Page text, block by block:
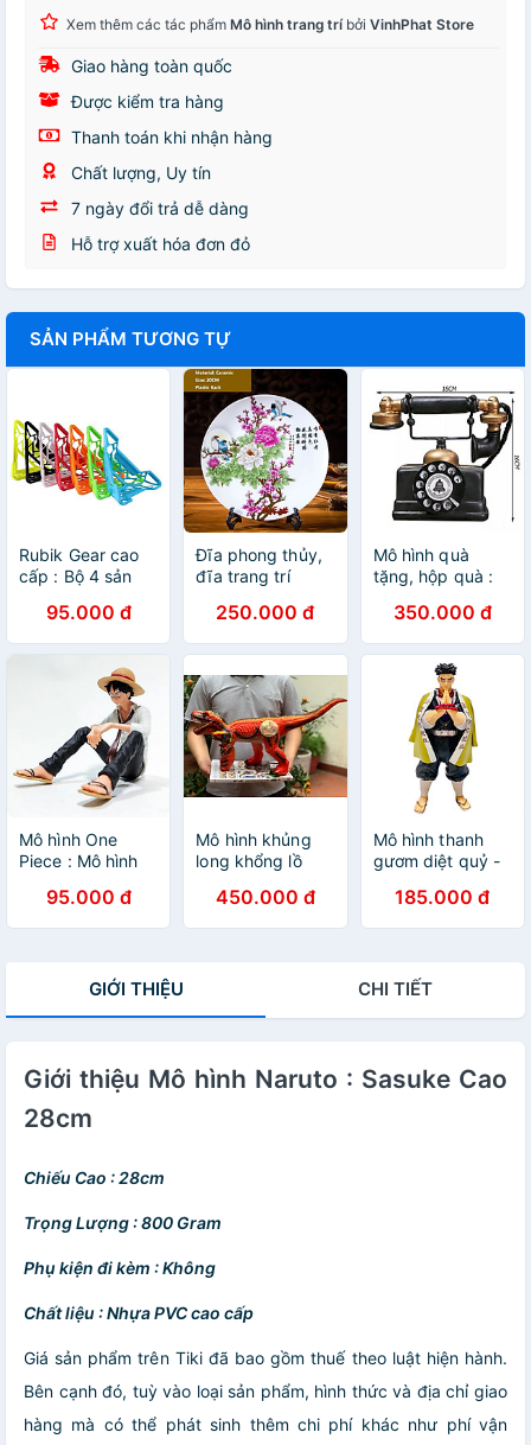
Xem thêm các tác phẩm Mô hình trang trí bởi VinhPhat Store
Giao hàng toàn quốc
Được kiểm tra hàng
Thanh toán khi nhận hàng
Chất lượng, Uy tín
7 ngày đổi trả dễ dàng
Hỗ trợ xuất hóa đơn đỏ
SẢN PHẨM TƯƠNG TỰ
Rubik Gear cao
cấp : Bộ 4 sản
4 chân đế kê
rubik
95.000 đ
Đĩa phong thủy,
đĩa trang trí
cấp250.000 đ
Mô hình quà
tặng, hộp quà :
350.000 đ
Mô hình One
Piece : Mô hình
95.000 đ
Mô hình khủng
long khổng lồ
Mẫu 4
450.000 đ
Mô hình thanh
gươm diệt quỷ -
: Nham Trụ
Himejima
185.000 đ
GIỚI THIỆU CHI TIẾT
Giới thiệu Mô hình Naruto : Sasuke Cao
28cm
Chiếu Cao : 28cm
Trọng Lượng : 800 Gram
Phụ kiện đi kèm : Không
Chất liệu : Nhựa PVC cao cấp
Giá sản phẩm trên Tiki đã bao gồm thuế theo luật hiện hành.
Bên cạnh đó, tuỳ vào loại sản phẩm, hình thức và địa chỉ giao
hàng mà có thể phát sinh thêm chi phí khác như phí vận